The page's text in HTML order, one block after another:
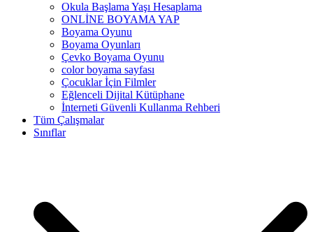
Okula Başlama Yaşı Hesaplama
ONLİNE BOYAMA YAP
Boyama Oyunu
Boyama Oyunları
Çevko Boyama Oyunu
color boyama sayfası
Çocuklar İçin Filmler
Eğlenceli Dijital Kütüphane
İnterneti Güvenli Kullanma Rehberi
Tüm Çalışmalar
Sınıflar